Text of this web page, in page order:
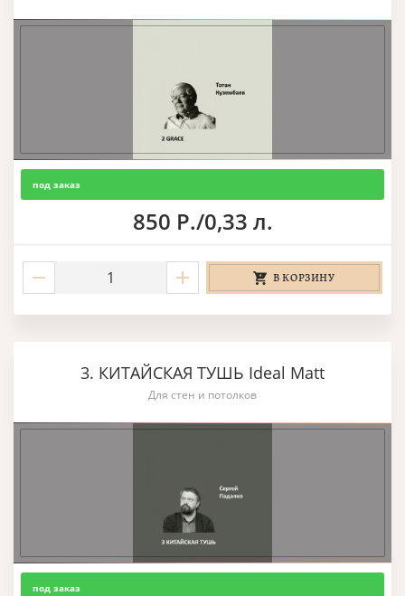
под заказ
850 Р./0,33 л.
В КОРЗИНУ
3. КИТАЙСКАЯ ТУШЬ Ideal Matt
Для стен и потолков
под заказ